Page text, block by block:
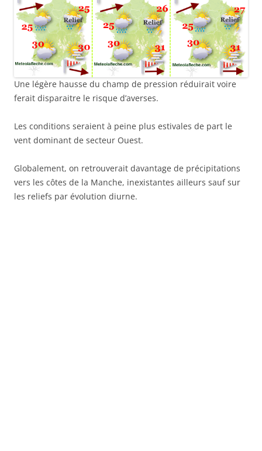
Une légère hausse du champ de pression réduirait voire
ferait disparaitre le risque d’averses.
Les conditions seraient à peine plus estivales de part le
vent dominant de secteur Ouest.
Globalement, on retrouverait davantage de précipitations
vers les côtes de la Manche, inexistantes ailleurs sauf sur
les reliefs par évolution diurne.